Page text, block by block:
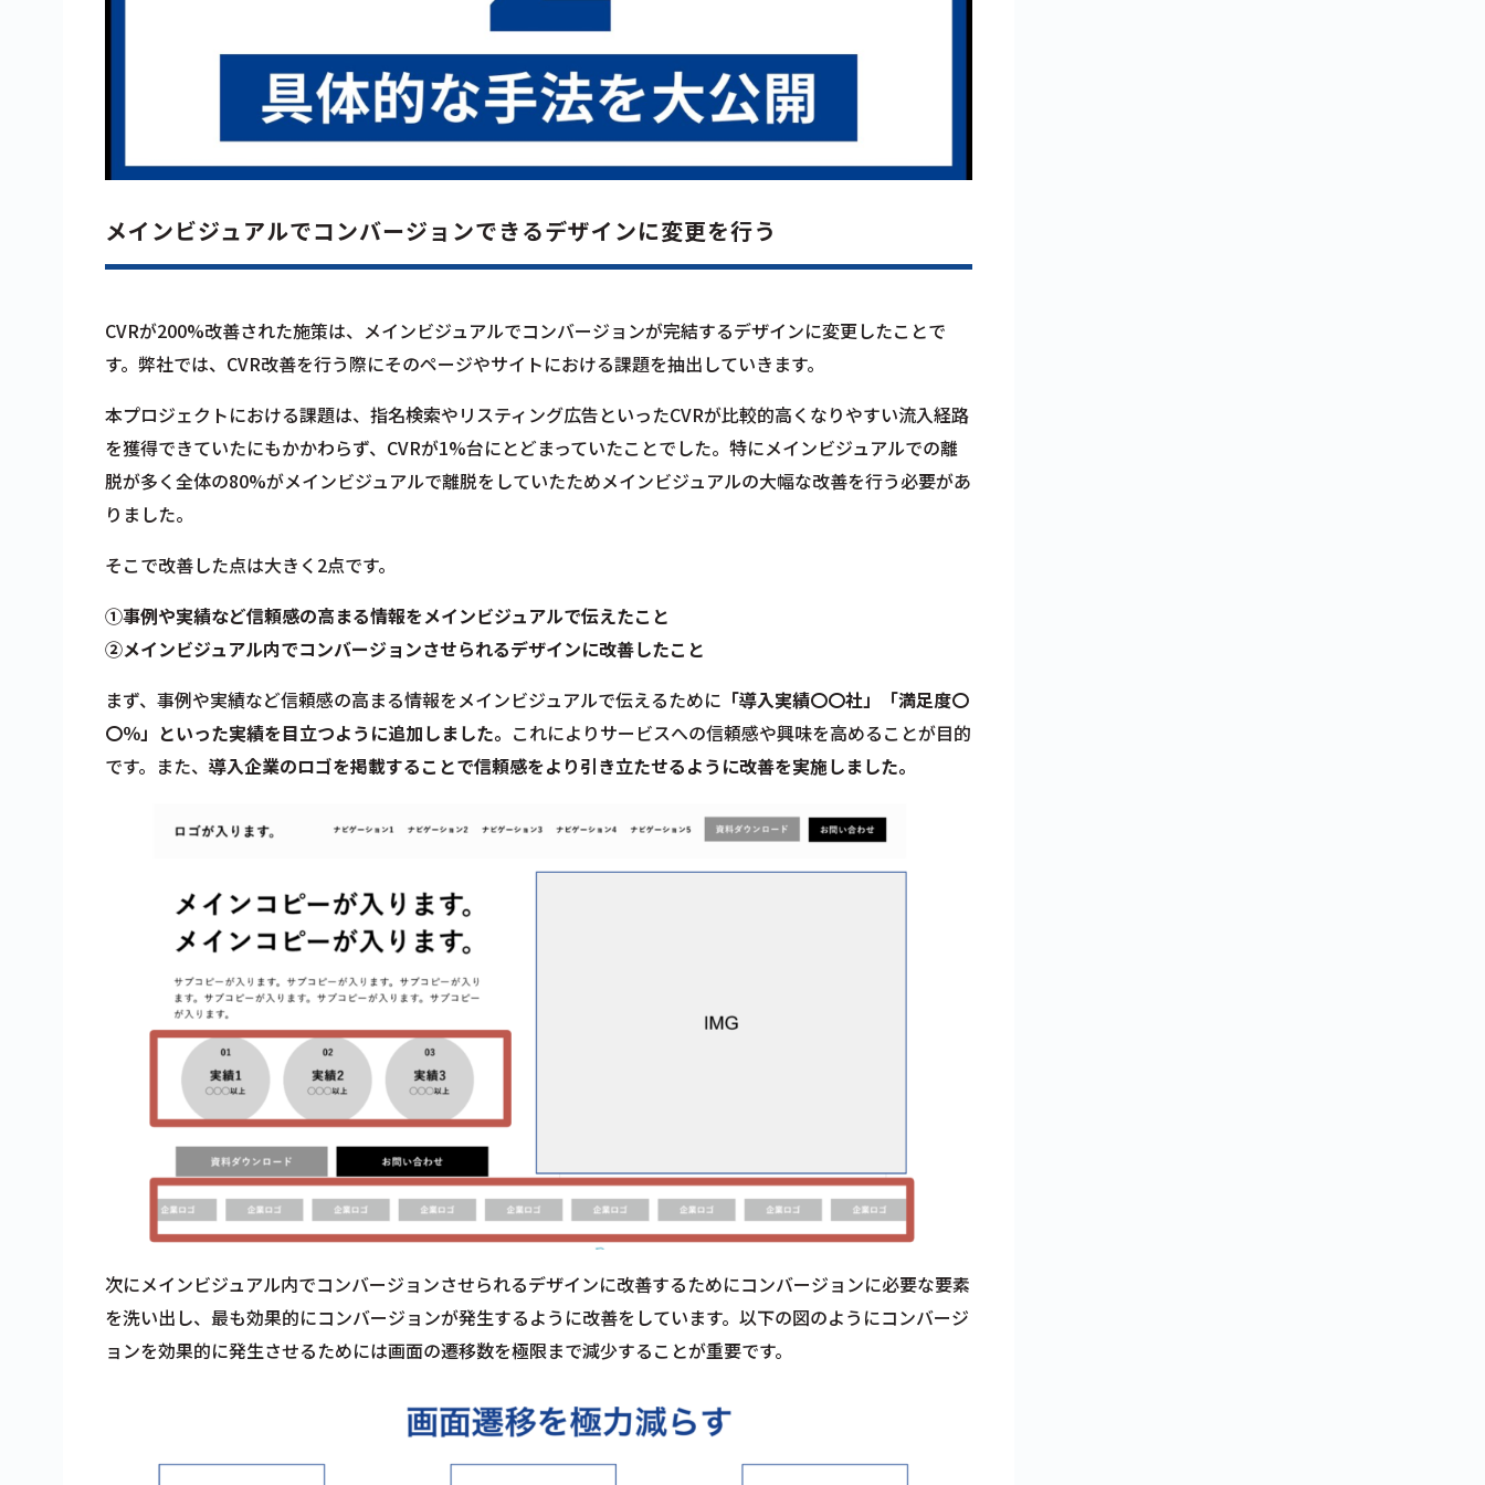
メインビジュアルでコンバージョンできるデザインに変更を行う
CVRが200%改善された施策は、メインビジュアルでコンバージョンが完結するデザインに変更したことで
す。弊社では、CVR改善を行う際にそのページやサイトにおける課題を抽出していきます。
本プロジェクトにおける課題は、指名検索やリスティング広告といったCVRが比較的高くなりやすい流入経路
を獲得できていたにもかかわらず、CVRが1%台にとどまっていたことでした。特にメインビジュアルでの離
脱が多く全体の80%がメインビジュアルで離脱をしていたためメインビジュアルの大幅な改善を行う必要があ
りました。
そこで改善した点は大きく2点です。
①事例や実績など信頼感の高まる情報をメインビジュアルで伝えたこと
②メインビジュアル内でコンバージョンさせられるデザインに改善したこと
まず、事例や実績など信頼感の高まる情報をメインビジュアルで伝えるために 「導入実績〇〇社」「満足度〇
〇％」といった実績を目立つように追加しました。 これによりサービスへの信頼感や興味を高めることが目的
です。また、 導入企業のロゴを掲載することで信頼感をより引き立たせるように改善を実施しました。
次にメインビジュアル内でコンバージョンさせられるデザインに改善するためにコンバージョンに必要な要素
を洗い出し、最も効果的にコンバージョンが発生するように改善をしています。以下の図のようにコンバージ
ョンを効果的に発生させるためには画面の遷移数を極限まで減少することが重要です。